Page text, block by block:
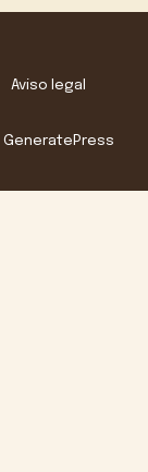
Aviso legal
GeneratePress